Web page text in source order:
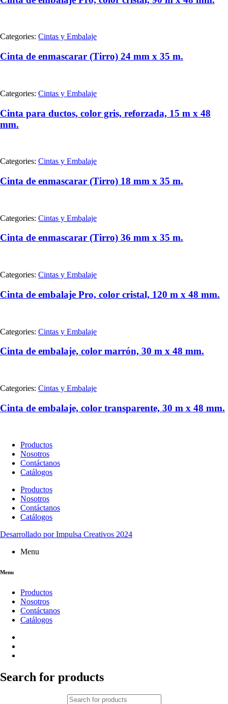
Categories: Cintas y Embalaje
Cinta de enmascarar (Tirro) 24 mm x 35 m.
Categories: Cintas y Embalaje
Cinta para ductos, color gris, reforzada, 15 m x 48
mm.
Categories: Cintas y Embalaje
Cinta de enmascarar (Tirro) 18 mm x 35 m.
Categories: Cintas y Embalaje
Cinta de enmascarar (Tirro) 36 mm x 35 m.
Categories: Cintas y Embalaje
Cinta de embalaje Pro, color cristal, 120 m x 48 mm.
Categories: Cintas y Embalaje
Cinta de embalaje, color marrón, 30 m x 48 mm.
Categories: Cintas y Embalaje
Cinta de embalaje, color transparente, 30 m x 48 mm.
Productos
Nosotros
Contáctanos
Catálogos
Productos
Nosotros
Contáctanos
Catálogos
Desarrollado por Impulsa Creativos 2024
Menu
Menu
Productos
Nosotros
Contáctanos
Catálogos
Search for products